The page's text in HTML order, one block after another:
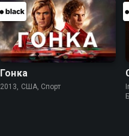
Гонка
2013, США, Спорт